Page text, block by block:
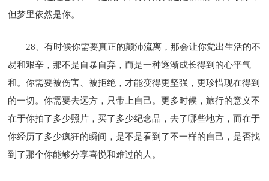
但梦里依然是你。
28、有时候你需要真正的颠沛流离，那会让你觉出生活的不
易和艰辛，那不是自暴自弃，而是一种逐渐成长得到的心平气
和。你需要被伤害、被拒绝，才能变得更坚强，更珍惜现在得到
的一切。你需要去远方，只带上自己。更多时候，旅行的意义不
在于你拍了多少照片，买了多少纪念品，去了哪些地方，而在于
你经历了多少疯狂的瞬间，是不是看到了不一样的自己，是否找
到了那个你能够分享喜悦和难过的人。